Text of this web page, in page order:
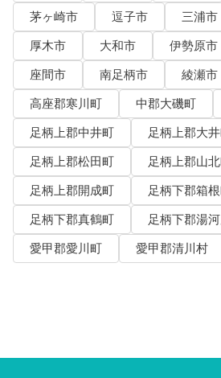
茅ヶ崎市
逗子市 三浦市
厚木市
大和市 伊勢原市
座間市
南足柄市 綾瀬市
高座郡寒川町
中郡大磯町
足柄上郡中井町
足柄上郡大
足柄上郡松田町
足柄上郡山
足柄上郡開成町
足柄下郡箱
足柄下郡真鶴町
足柄下郡湯
愛甲郡愛川町
愛甲郡清川村